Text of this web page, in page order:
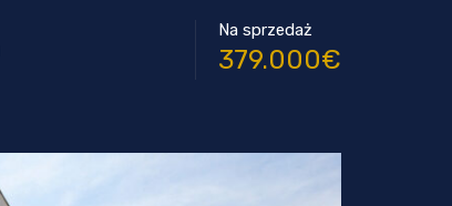
Na sprzedaż
379.000€